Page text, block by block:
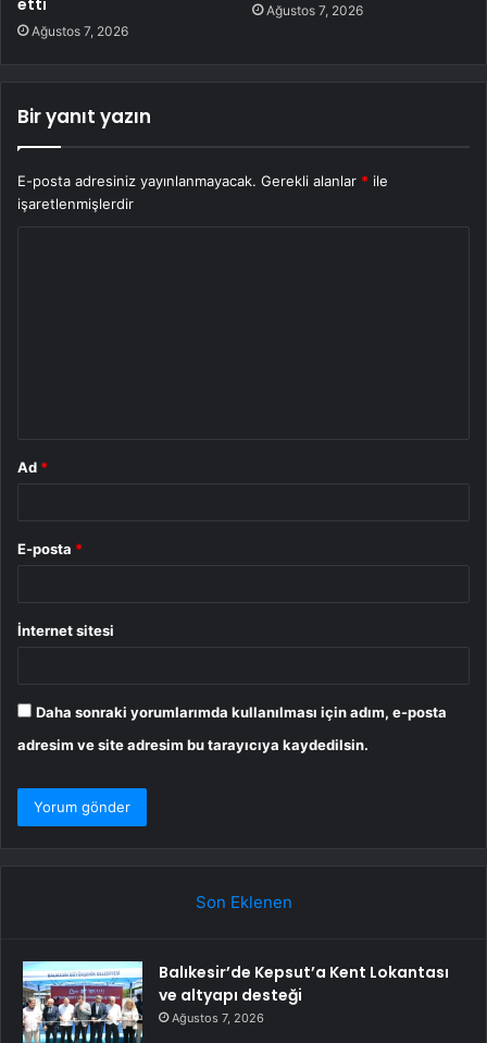
etti
Ağustos 7, 2026
Ağustos 7, 2026
Bir yanıt yazın
E-posta adresiniz yayınlanmayacak. Gerekli alanlar * ile
işaretlenmişlerdir
Ad *
E-posta *
İnternet sitesi
Daha sonraki yorumlarımda kullanılması için adım, e-posta
adresim ve site adresim bu tarayıcıya kaydedilsin.
Son Eklenen
Balıkesir’de Kepsut’a Kent Lokantası
ve altyapı desteği
Ağustos 7, 2026